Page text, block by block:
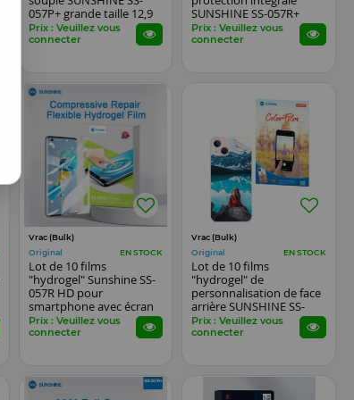
057P+ grande taille 12,9
pouces pour tablettes
Prix : Veuillez vous
connecter
SUNSHINE SS-057R+
pour smartphone
pliables
Prix : Veuillez vous
connecter
Vrac (Bulk)
Original
EN STOCK
Lot de 10 films
"hydrogel" Sunshine SS-
057R HD pour
smartphone avec écran
incurvé
Prix : Veuillez vous
connecter
Vrac (Bulk)
Original
EN STOCK
Lot de 10 films
"hydrogel" de
personnalisation de face
arrière SUNSHINE SS-
057Y pour smartphones
Prix : Veuillez vous
connecter